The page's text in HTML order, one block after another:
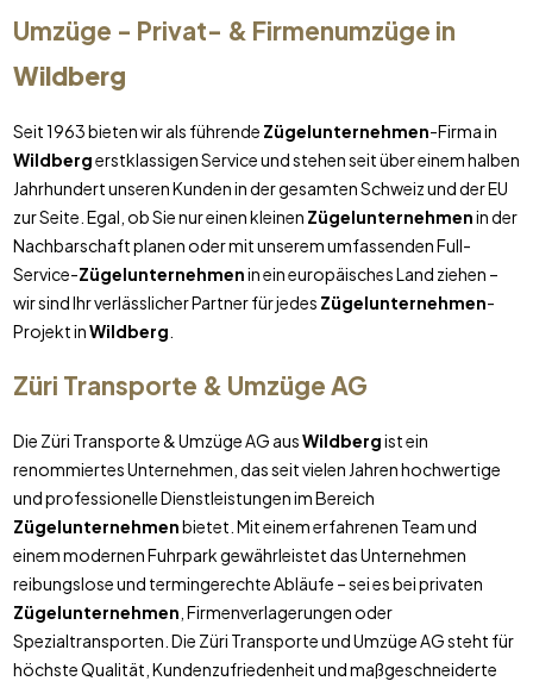
Umzüge - Privat- & Firmenumzüge in
Wildberg
Seit 1963 bieten wir als führende Zügelunternehmen-Firma in
Wildbergerstklassigen Service und stehen seit über einem halben
Jahrhundert unseren Kunden in der gesamten Schweiz und der EU
zur Seite. Egal, ob Sie nur einen kleinen Zügelunternehmenin der
Nachbarschaft planen oder mit unserem umfassenden Full-
Service-Zügelunternehmenin ein europäisches Land ziehen –
wir sind Ihr verlässlicher Partner für jedes Zügelunternehmen-
Projekt inWildberg
Züri Transporte & Umzüge AG
Die Züri Transporte & Umzüge AG ausWildbergist ein
renommiertes Unternehmen, das seit vielen Jahren hochwertige
und professionelle Dienstleistungen im Bereich
Zügelunternehmenbietet. Mit einem erfahrenen Team und
einem modernen Fuhrpark gewährleistet das Unternehmen
reibungslose und termingerechte Abläufe – sei es bei privaten
Zügelunternehmen , Firmenverlagerungen oder
Spezialtransporten. Die Züri Transporte und Umzüge AG steht für
höchste Qualität, Kundenzufriedenheit und maßgeschneiderte